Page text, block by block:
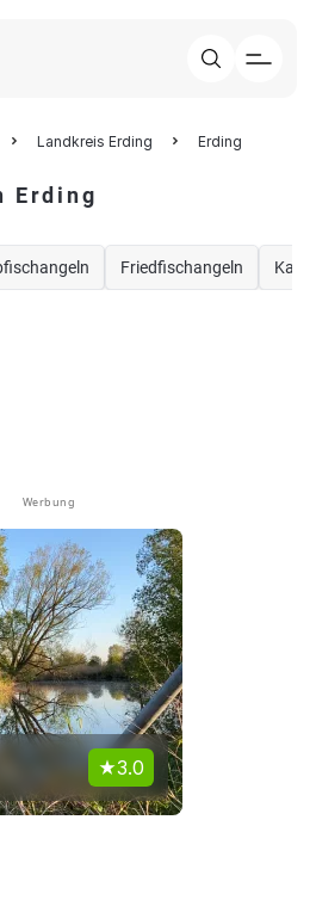
Landkreis Erding Erding
Erding
Friedfischangeln
Werbung
3.0